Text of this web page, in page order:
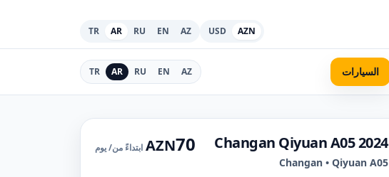
AZN
USD
AZ
EN
RU
AR
TR
السيارات AZ
EN
RU
AR
TR
Changan Qiyuan A05 2024
Changan • Qiyuan A05
70
AZN ابتداءً من/ يوم